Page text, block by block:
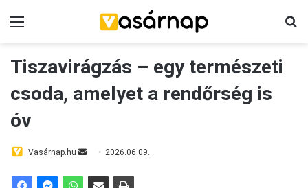
Tiszavirágzás – egy természeti
csoda, amelyet a rendőrség is
óv
Vasárnap.hu 2026.06.09.